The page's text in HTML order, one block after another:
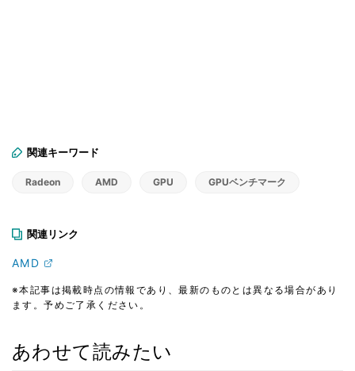
関連キーワード
Radeon AMD GPU GPUベンチマーク
関連リンク
AMD
※本記事は掲載時点の情報であり、最新のものとは異なる場合があり
ます。予めご了承ください。
あわせて読みたい